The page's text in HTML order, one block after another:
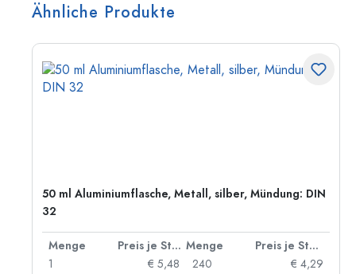
Ähnliche Produkte
50 ml Aluminiumflasche, Metall, silber, Mündung: DIN
32
Menge Preis je Stück Menge
Preis je Stück
1
€ 5,48
240
€ 4,29